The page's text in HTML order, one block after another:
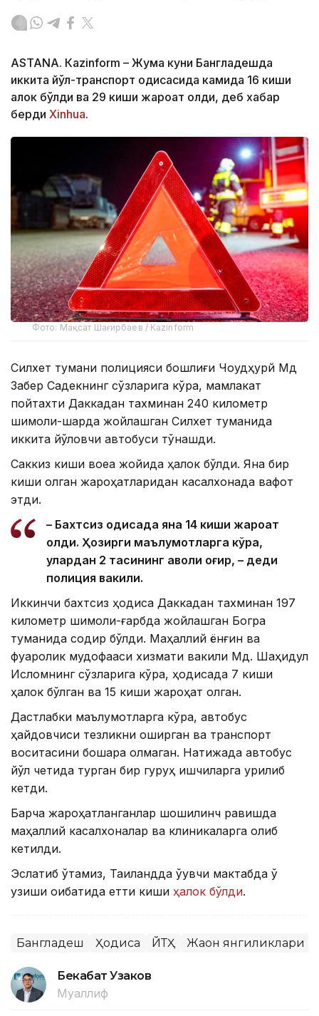
ASTANА. Кazinform – Жума куни Бангладешда
иккита йўл-транспорт ҳодисасида камида 16 киши
ҳалок бўлди ва 29 киши жароҳат олди, деб хабар
берди Xinhua.
Фото: Мақсат Шағирбаев / Kazinform
Силхет тумани полицияси бошлиғи Чоудҳурй Мд
Забер Садекнинг сўзларига кўра, мамлакат
пойтахти Даккадан тахминан 240 километр
шимоли-шарқда жойлашган Силхет туманида
иккита йўловчи автобуси тўқнашди.
Саккиз киши воқеа жойида ҳалок бўлди. Яна бир
киши олган жароҳатларидан касалхонада вафот
этди.
– Бахтсиз ҳодисада яна 14 киши жароҳат
олди. Ҳозирги маълумотларга кўра,
улардан 2 тасининг аҳволи оғир, – деди
полиция вакили.
Иккинчи бахтсиз ҳодиса Даккадан тахминан 197
километр шимоли-ғарбда жойлашган Богра
туманида содир бўлди. Маҳаллий ёнғин ва
фуқаролик мудофааси хизмати вакили Мд. Шаҳидул
Исломнинг сўзларига кўра, ҳодисада 7 киши
ҳалок бўлган ва 15 киши жароҳат олган.
Дастлабки маълумотларга кўра, автобус
ҳайдовчиси тезликни оширган ва транспорт
воситасини бошқара олмаган. Натижада автобус
йўл четида турган бир гуруҳ ишчиларга урилиб
кетди.
Барча жароҳатланганлар шошилинч равишда
маҳаллий касалхоналар ва клиникаларга олиб
кетилди.
Эслатиб ўтамиз, Таиландда ўқувчи мактабда ўқ
узиши оқибатида етти киши ҳалок бўлди.
Бангладеш Ҳодиса ЙТҲ Жаҳон янгиликлари
Бекабат Узаков
Муаллиф